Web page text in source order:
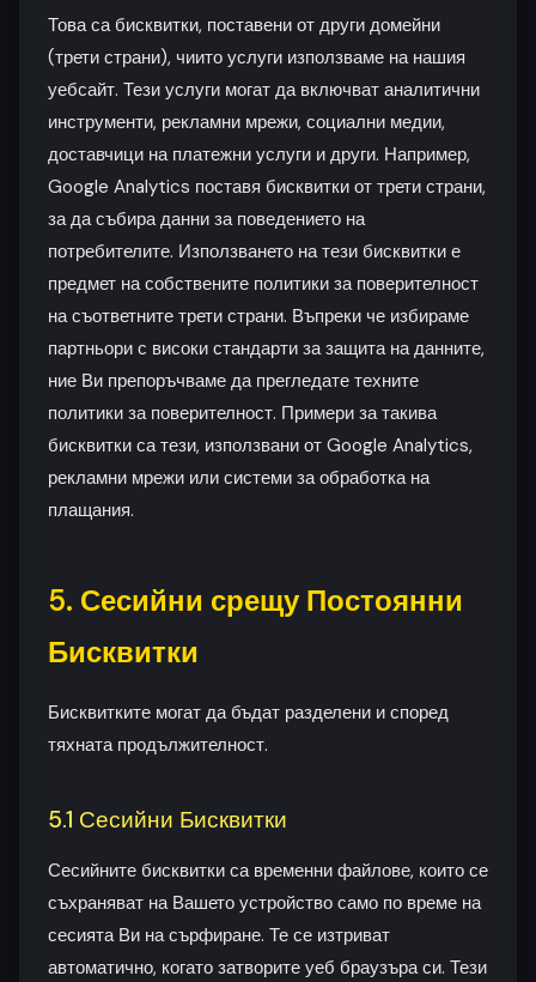
Това са бисквитки, поставени от други домейни
(трети страни), чиито услуги използваме на нашия
уебсайт. Тези услуги могат да включват аналитични
инструменти, рекламни мрежи, социални медии,
доставчици на платежни услуги и други. Например,
Google Analytics поставя бисквитки от трети страни,
за да събира данни за поведението на
потребителите. Използването на тези бисквитки е
предмет на собствените политики за поверителност
на съответните трети страни. Въпреки че избираме
партньори с високи стандарти за защита на данните,
ние Ви препоръчваме да прегледате техните
политики за поверителност. Примери за такива
бисквитки са тези, използвани от Google Analytics,
рекламни мрежи или системи за обработка на
плащания.
5. Сесийни срещу Постоянни
Бисквитки
Бисквитките могат да бъдат разделени и според
тяхната продължителност.
5.1 Сесийни Бисквитки
Сесийните бисквитки са временни файлове, които се
съхраняват на Вашето устройство само по време на
сесията Ви на сърфиране. Те се изтриват
автоматично, когато затворите уеб браузъра си. Тези